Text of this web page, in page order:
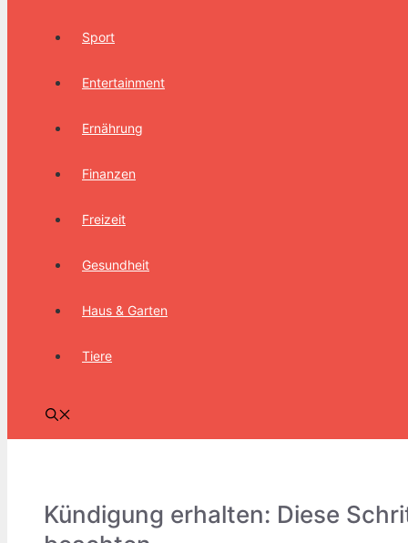
Sport
Entertainment
Ernährung
Finanzen
Freizeit
Gesundheit
Haus & Garten
Tiere
Kündigung erhalten: Diese